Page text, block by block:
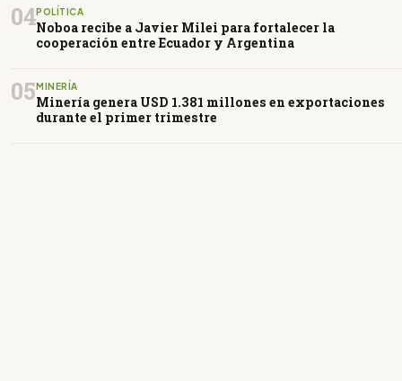
04POLÍTICA
Noboa recibe a Javier Milei para fortalecer la
cooperación entre Ecuador y Argentina
05 MINERÍA
Minería genera USD 1.381 millones en exportaciones
durante el primer trimestre